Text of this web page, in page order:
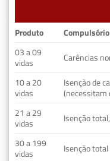
Produto
Compulsório
03 a 09
vidas
Carências
10 a 20
vidas
Isenção de
(necessitam
21 a 29
vidas
Isenção
30 a 199
vidas
Isenção